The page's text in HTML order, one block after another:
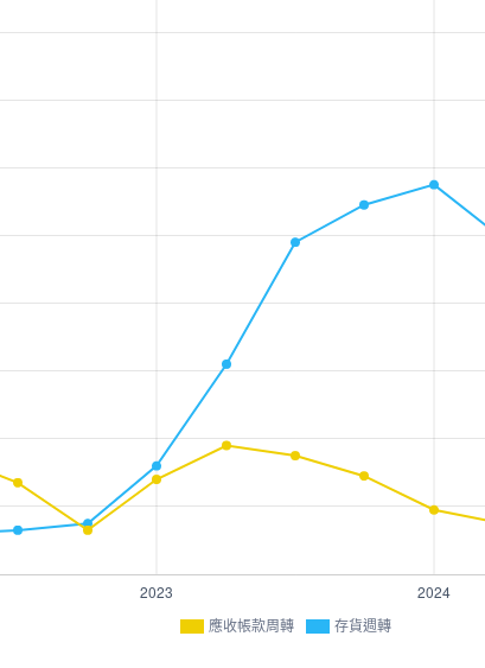
應收帳款周轉 存貨週轉